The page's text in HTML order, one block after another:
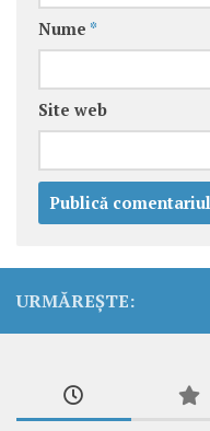
Nume *
Site web
URMĂREȘTE: